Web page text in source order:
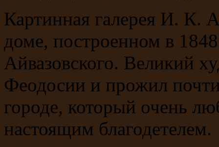
Картинная галерея И. К.
доме, построенном в
Айвазовского. Великий
Феодосии и прожил
городе, который очень
настоящим благодетелем.